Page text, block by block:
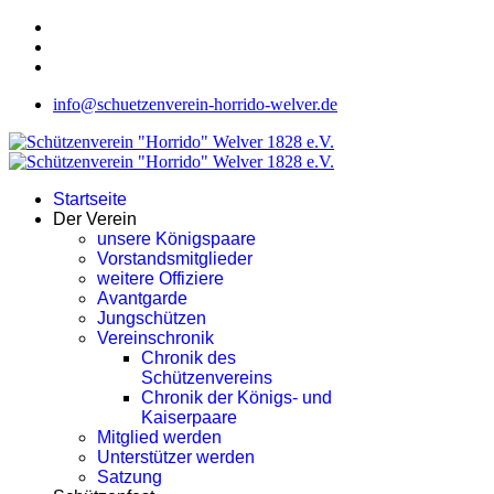
info@schuetzenverein-horrido-welver.de
Startseite
Der Verein
unsere Königspaare
Vorstandsmitglieder
weitere Offiziere
Avantgarde
Jungschützen
Vereinschronik
Chronik des
Schützenvereins
Chronik der Königs- und
Kaiserpaare
Mitglied werden
Unterstützer werden
Satzung